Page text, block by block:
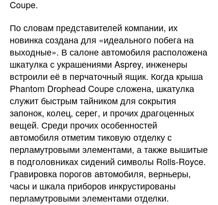
Coupe.
По словам представителей компании, их
новинка создана для «идеального побега на
выходные». В салоне автомобиля расположена
шкатулка с украшениями Asprey, инженеры
встроили её в перчаточный ящик. Когда крыша
Phantom Drophead Coupe сложена, шкатулка
служит быстрым тайником для сокрытия
запонок, колец, серег, и прочих драгоценных
вещей. Среди прочих особенностей
автомобиля отметим тиковую отделку с
перламутровыми элементами, а также вышитые
в подголовниках сидений символы Rolls-Royce.
Гравировка порогов автомобиля, верньеры,
часы и шкала приборов инкрустированы
перламутровыми элементами отделки.